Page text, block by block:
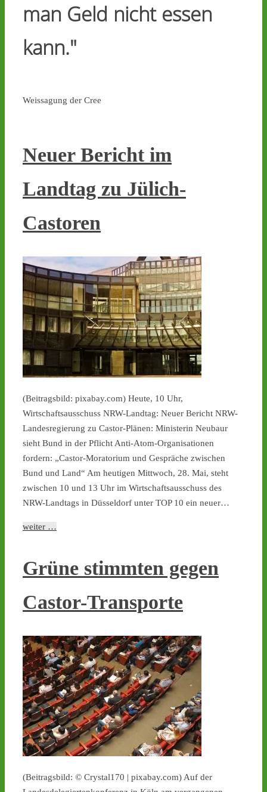
man Geld nicht essen
kann."
Weissagung der Cree
Neuer Bericht im
Landtag zu Jülich-
Castoren
(Beitragsbild: pixabay.com) Heute, 10 Uhr,
Wirtschaftsausschuss NRW-Landtag: Neuer Bericht NRW-
Landesregierung zu Castor-Plänen: Ministerin Neubaur
sieht Bund in der Pflicht Anti-Atom-Organisationen
fordern: „Castor-Moratorium und Gespräche zwischen
Bund und Land“ Am heutigen Mittwoch, 28. Mai, steht
zwischen 10 und 13 Uhr im Wirtschaftsausschuss des
NRW-Landtags in Düsseldorf unter TOP 10 ein neuer…
weiter …
Grüne stimmten gegen
Castor-Transporte
(Beitragsbild: © Crystal170 | pixabay.com) Auf der